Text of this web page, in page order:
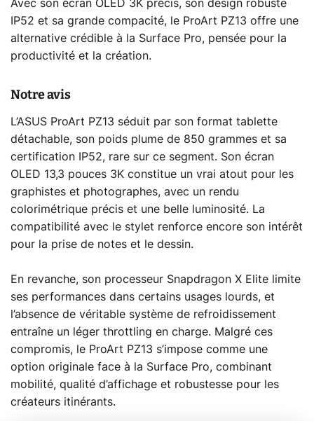
Avec son écran OLED 3K précis, son design robuste
IP52 et sa grande compacité, le ProArt PZ13 offre une
alternative crédible à la Surface Pro, pensée pour la
productivité et la création.
Notre avis
L’ASUS ProArt PZ13 séduit par son format tablette
détachable, son poids plume de 850 grammes et sa
certification IP52, rare sur ce segment. Son écran
OLED 13,3 pouces 3K constitue un vrai atout pour les
graphistes et photographes, avec un rendu
colorimétrique précis et une belle luminosité. La
compatibilité avec le stylet renforce encore son intérêt
pour la prise de notes et le dessin.
En revanche, son processeur Snapdragon X Elite limite
ses performances dans certains usages lourds, et
l’absence de véritable système de refroidissement
entraîne un léger throttling en charge. Malgré ces
compromis, le ProArt PZ13 s’impose comme une
option originale face à la Surface Pro, combinant
mobilité, qualité d’affichage et robustesse pour les
créateurs itinérants.